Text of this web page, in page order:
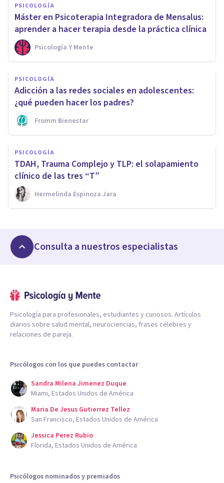
PSICOLOGÍA
Máster en Psicoterapia Integradora de Mensalus:
aprender a hacer terapia desde la práctica clínica
Psicología Y Mente
PSICOLOGÍA
Adicción a las redes sociales en adolescentes:
¿qué pueden hacer los padres?
Fromm Bienestar
PSICOLOGÍA
TDAH, Trauma Complejo y TLP: el solapamiento
clínico de las tres “T”
Hermelinda Espinoza Jara
Consulta a nuestros especialistas
Psicología para profesionales, estudiantes y curiosos. Artículos
diarios sobre salud mental, neurociencias, frases célebres y
relaciones de pareja.
Psicólogos con los que puedes contactar
Sandra Milena Jimenez Duque
Miami, Estados Unidos de América
Maria De Jesus Gutierrez Tellez
San Francisco, Estados Unidos de América
Jessica Perez Rubio
Florida, Estados Unidos de América
Psicólogos nominados y premiados